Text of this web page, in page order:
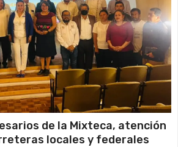
de la Mixteca, atención
locales y federales